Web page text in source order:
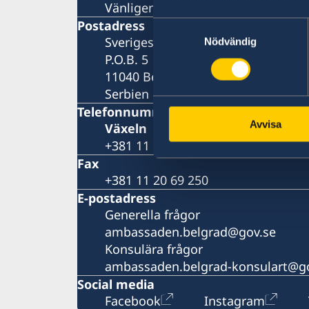
Nödvändig
Avvisa
Vänligen boka ditt besök per
Postadress
Sveriges ambassad
P.O.B. 5
11040 Belgrad
Serbien
Telefonnummer
Växeln
+381 11 20 69 200
Fax
+381 11 20 69 250
E-postadress
Generella frågor
ambassaden.belgrad@gov.se
Konsulära frågor
ambassaden.belgrad-
Social media
Facebook
Instagram